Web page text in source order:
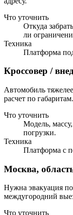
Что уточнить
Откуда
ли
Техника
Платформа
Кроссовер /
Автомобиль
расчет по габаритам.
Что уточнить
Модель,
погрузки.
Техника
Платформа с
Москва,
Нужна эвакуация
междугородний
Что уточнить